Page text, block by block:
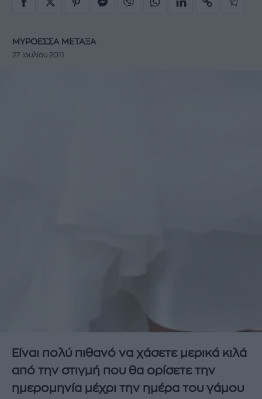
ΜΥΡΟΕΣΣΑ ΜΕΤΑΞΑ
27 Ιουλίου 2011
Είναι πολύ πιθανό να χάσετε μερικά κιλά
από την στιγμή που θα ορίσετε την
ημερομηνία μέχρι την ημέρα του γάμου